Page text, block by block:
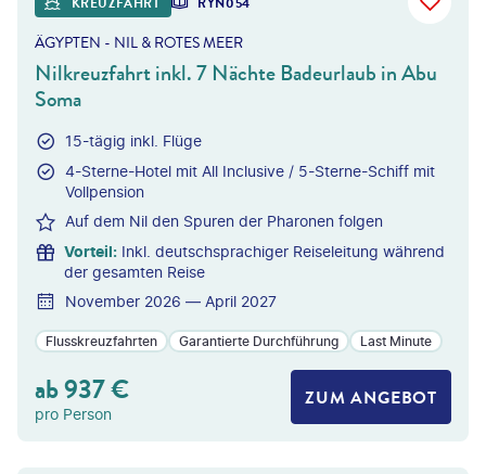
ÄGYPTEN - NIL & ROTES MEER
Nilkreuzfahrt inkl. 7 Nächte Badeurlaub in Abu
Soma
15-tägig inkl. Flüge
4-Sterne-Hotel mit All Inclusive / 5-Sterne-Schiff mit
Vollpension
Auf dem Nil den Spuren der Pharonen folgen
Vorteil: Inkl. deutschsprachiger Reiseleitung während
der gesamten Reise
November 2026 — April 2027
Flusskreuzfahrten Garantierte Durchführung Last Minute
ab937€
pro Person
ZUM ANGEBOT